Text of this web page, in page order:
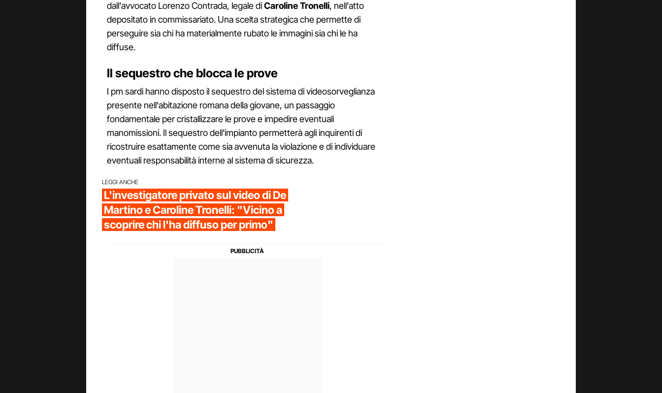
dall'avvocato Lorenzo Contrada, legale diCarolineTronelli, nell'atto
depositato in commissariato. Una scelta strategica che permette di
perseguire sia chi ha materialmente rubato le immagini sia chi le ha
diffuse.
Il sequestro che blocca le prove
I pm sardi hanno disposto il sequestro del sistema di videosorveglianza
presente nell'abitazione romana della giovane, un passaggio
fondamentale per cristallizzare le prove e impedire eventuali
manomissioni. Il sequestro dell'impianto permetterà agli inquirenti di
ricostruire esattamente come sia avvenuta la violazione e di individuare
eventuali responsabilità interne al sistema di sicurezza.
LEGGI ANCHE
L'investigatore privato sul video di De
Martino e Caroline Tronelli: "Vicino a
scoprire chi l'ha diffuso per primo"